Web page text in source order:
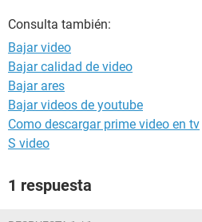
Consulta también:
Bajar video
Bajar calidad de video
Bajar ares
Bajar videos de youtube
Como descargar prime video en tv
S video
1 respuesta